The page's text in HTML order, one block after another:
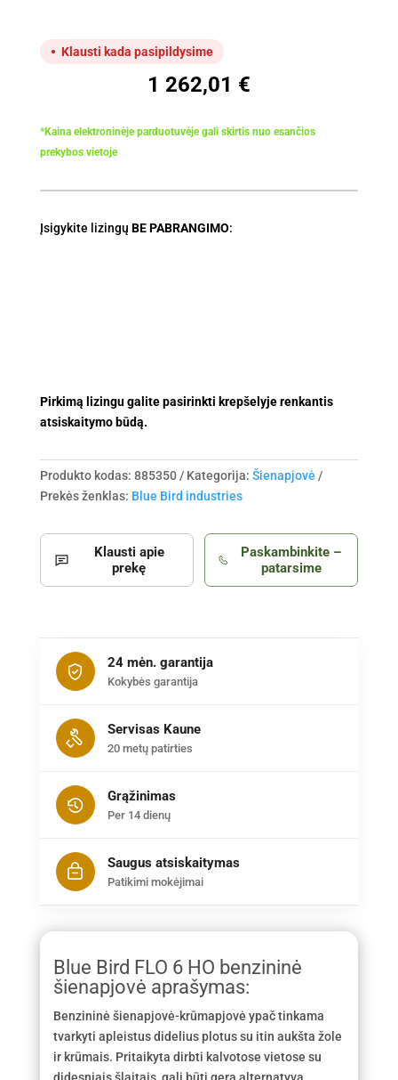
Klausti kada pasipildysime
1 262,01 €
*Kaina elektroninėje parduotuvėje gali skirtis nuo esančios
prekybos vietoje
Įsigykite lizingų BE PABRANGIMO:
Pirkimą lizingu galite pasirinkti krepšelyje renkantis
atsiskaitymo būdą.
Produkto kodas: 885350 Kategorija: Šienapjovė
Prekės ženklas: Blue Bird industries
Klausti apie
prekę
Paskambinkite –
patarsime
24 mėn. garantija
Kokybės garantija
Servisas Kaune
20 metų patirties
Grąžinimas
Per 14 dienų
Saugus atsiskaitymas
Patikimi mokėjimai
Blue Bird FLO 6 HO benzininė
šienapjovė aprašymas:
Benzininė šienapjovė-krūmapjovė ypač tinkama
tvarkyti apleistus didelius plotus su itin aukšta žole
ir krūmais. Pritaikyta dirbti kalvotose vietose su